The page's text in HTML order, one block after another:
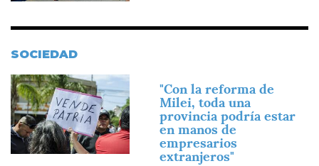
SOCIEDAD
Imagen
"Con la reforma de
Milei, toda una
provincia podría estar
en manos de
empresarios
extranjeros"